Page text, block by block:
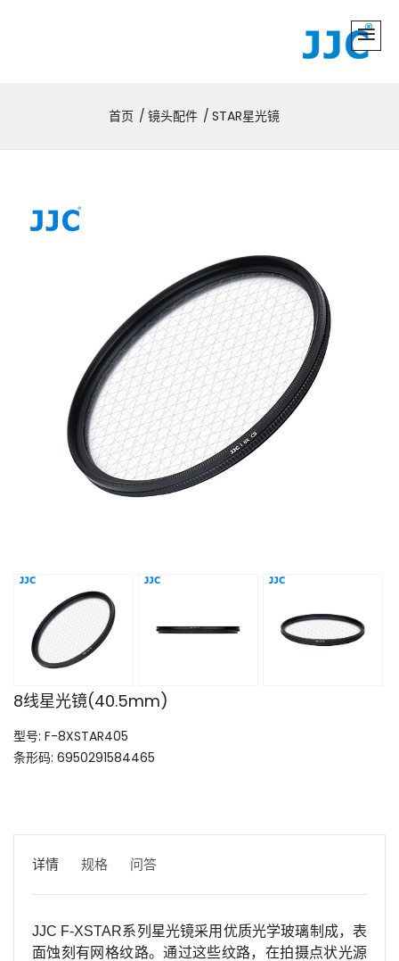
首页 镜头配件 STAR星光镜
8线星光镜(40.5mm)
型号: F-8XSTAR405
条形码: 6950291584465
详情 规格 问答
JJC F-XSTAR系列星光镜采用优质光学玻璃制成，表
面蚀刻有网格纹路。通过这些纹路，在拍摄点状光源